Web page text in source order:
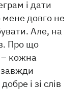
і дати
мене довго не
Але, на
Про що
кожна
і зі слів